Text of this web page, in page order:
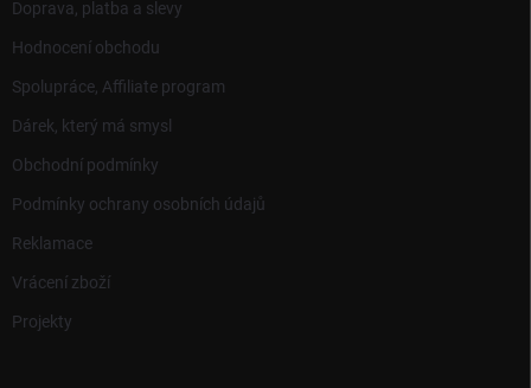
Doprava, platba a slevy
Hodnocení obchodu
Spolupráce, Affiliate program
Dárek, který má smysl
Obchodní podmínky
Podmínky ochrany osobních údajů
Reklamace
Vrácení zboží
Projekty